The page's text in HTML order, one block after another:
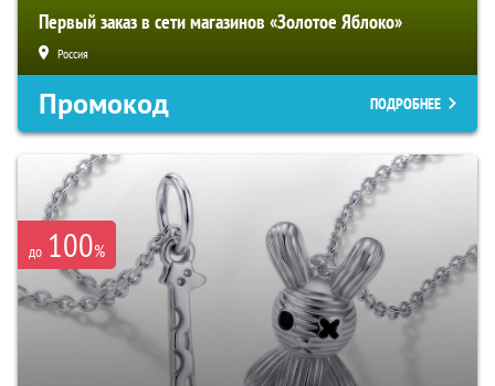
Первый заказ в сети магазинов «Золотое Яблоко»
Россия
Промокод ПОДРОБНЕЕ
до 100%